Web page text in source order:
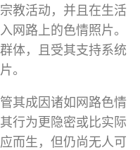
教活动，并且在生活
网路上的色情照片。
体，且受其支持系统
。
其成因诸如网路色情
行为更隐密或比实际
而生，但仍尚无人可